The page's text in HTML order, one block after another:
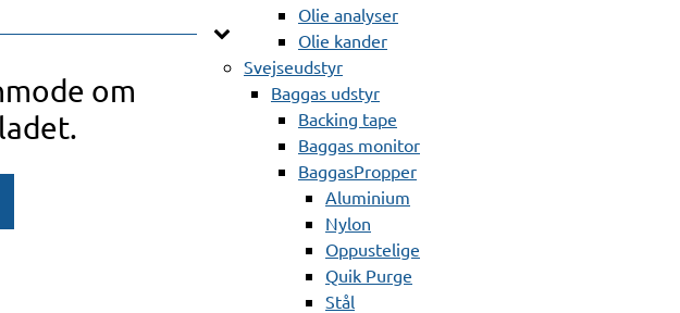
Olie analyser
Olie kander
Svejseudstyr
Baggas udstyr
Backing tape
Baggas monitor
BaggasPropper
Aluminium
Nylon
Oppustelige
Quik Purge
Stål
om